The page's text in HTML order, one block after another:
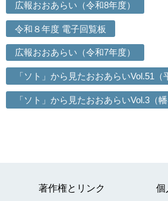
広報おおあらい（令和8年度）
令和８年度 電子回覧板
広報おおあらい（令和7年度）
「ソト」から見たおおあらいVol.51
「ソト」から見たおおあらいVol.3（幡
著作権とリンク 個